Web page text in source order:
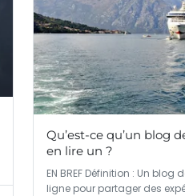
Qu’est-ce qu’un blog
en lire un ?
EN BREF Définition : Un
ligne pour partager des